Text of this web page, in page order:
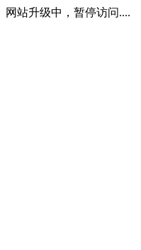
网站升级中，暂停访问....